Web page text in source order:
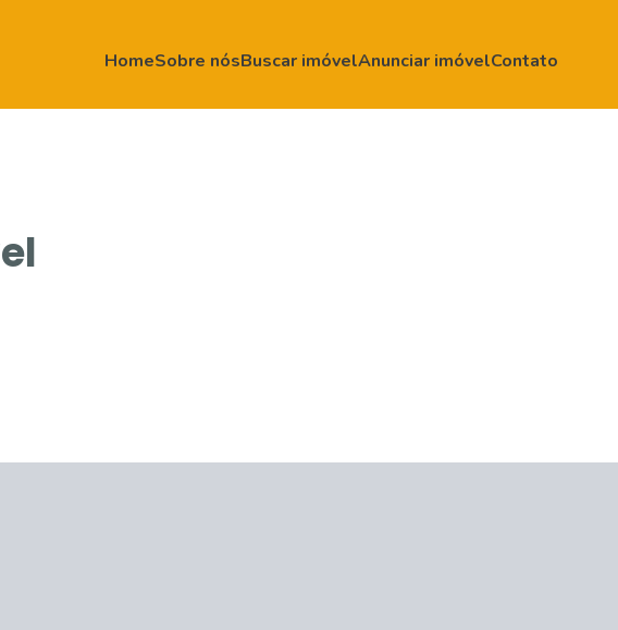
HomeSobre nósBuscar imóvelAnunciar imóvelContato